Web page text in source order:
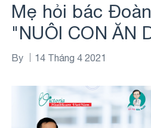
Mẹ hỏi bác
"NUÔI CON ĂN
By 14 Tháng 4 2021